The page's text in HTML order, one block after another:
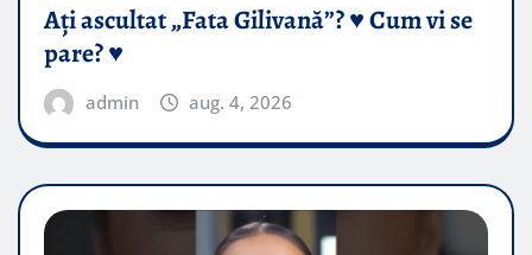
Ați ascultat „Fata Gilivană”? ♥️ Cum vi se
pare? ♥️
admin aug. 4, 2026